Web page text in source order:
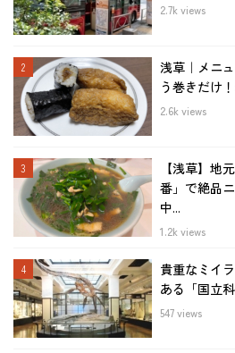
2.7k views
浅草｜メニ
う巻きだけ
2.6k views
【浅草】地
番」で絶品
中...
1.2k views
貴重なミイ
ある「国立
547 views